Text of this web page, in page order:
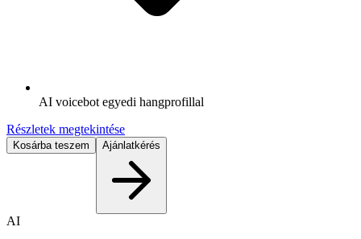
AI voicebot egyedi hangprofillal
Részletek megtekintése
Kosárba teszem Ajánlatkérés
AI